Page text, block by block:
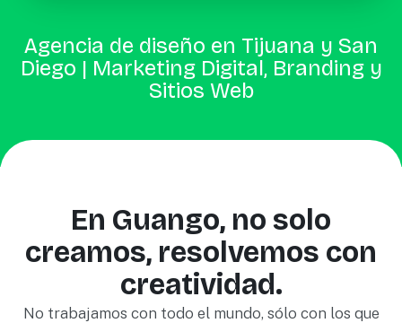
Agencia de diseño en Tijuana y San
Diego | Marketing Digital, Branding y
Sitios Web
En Guango, no solo
creamos, resolvemos con
creatividad.
No trabajamos con todo el mundo, sólo con los que